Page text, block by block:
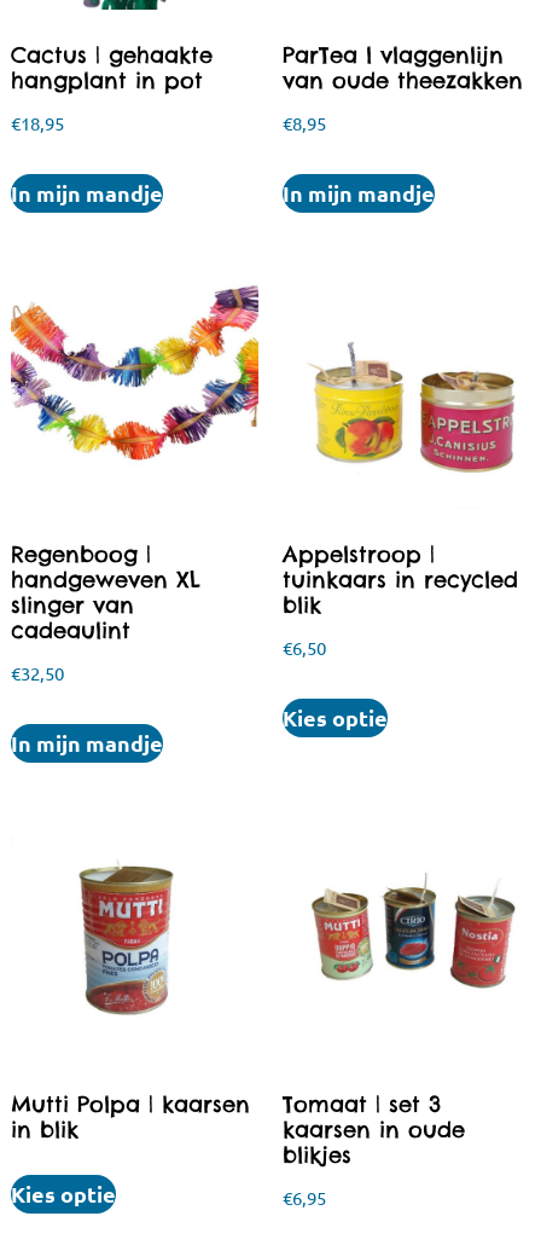
Cactus | gehaakte
hangplant in pot
€18,95
In mijn mandje
ParTea l vlaggenlijn
van oude theezakken
€8,95
In mijn mandje
Regenboog |
handgeweven XL
slinger van
cadeaulint
€32,50
In mijn mandje
Appelstroop |
tuinkaars in recycled
blik
€6,50
Kies optie
Mutti Polpa | kaarsen
in blik
Kies optie
Tomaat | set 3
kaarsen in oude
blikjes
€6,95